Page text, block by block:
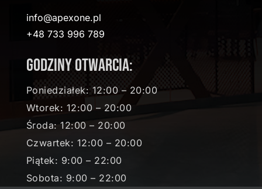
info@apexone.pl
+48 733 996 789
Godziny otwarcia:
Poniedziałek: 12:00 – 20:00
Wtorek: 12:00 – 20:00
Środa: 12:00 – 20:00
Czwartek: 12:00 – 20:00
Piątek: 9:00 – 22:00
Sobota: 9:00 – 22:00